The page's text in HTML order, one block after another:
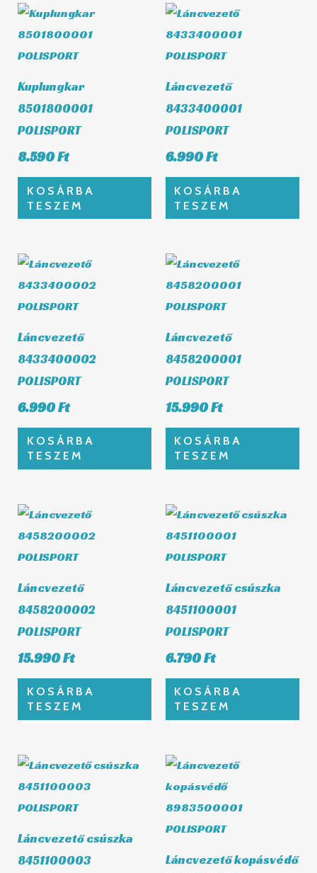
Kuplungkar
8501800001
POLISPORT
8.590Ft
KOSÁRBA
TESZEM
Láncvezető
8433400001
POLISPORT
6.990Ft
KOSÁRBA
TESZEM
Láncvezető
8433400002
POLISPORT
6.990Ft
KOSÁRBA
TESZEM
Láncvezető
8458200001
POLISPORT
15.990Ft
KOSÁRBA
TESZEM
Láncvezető
8458200002
POLISPORT
15.990Ft
KOSÁRBA
TESZEM
Láncvezető csúszka
8451100001
POLISPORT
6.790Ft
KOSÁRBA
TESZEM
Láncvezető csúszka
8451100003
Láncvezető kopásvédő